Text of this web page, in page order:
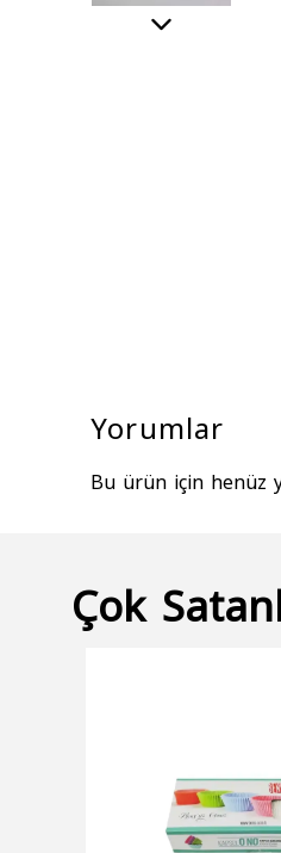
Yorumlar
Bu ürün için henüz
Çok